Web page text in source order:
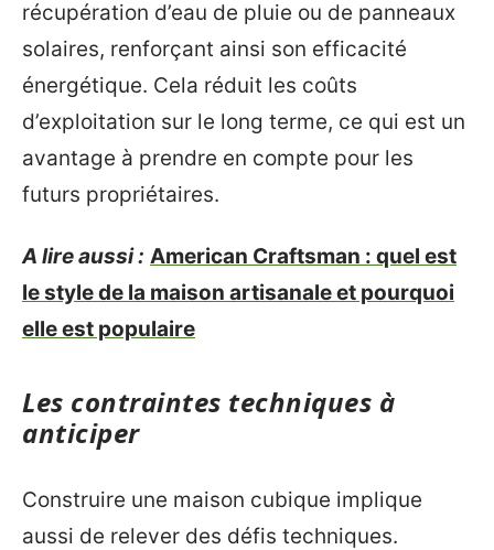
récupération d’eau de pluie ou de panneaux
solaires, renforçant ainsi son efficacité
énergétique. Cela réduit les coûts
d’exploitation sur le long terme, ce qui est un
avantage à prendre en compte pour les
futurs propriétaires.
A lire aussi : American Craftsman : quel est
le style de la maison artisanale et pourquoi
elle est populaire
Les contraintes techniques à
anticiper
Construire une maison cubique implique
aussi de relever des défis techniques.